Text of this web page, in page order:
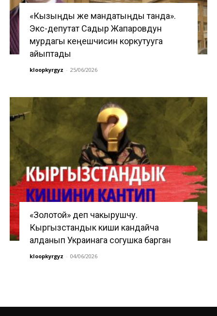
«Кызыңды же мандатыңды танда».
Экс-депутат Садыр Жапаровдун
мурдагы кеңешчисин коркутууга
айыптады
kloopkyrgyz - 25/06/2026
«Золотой» деп чакырушчу.
Кыргызстандык киши кандайча
алданып Украинага согушка барган
kloopkyrgyz - 04/06/2026